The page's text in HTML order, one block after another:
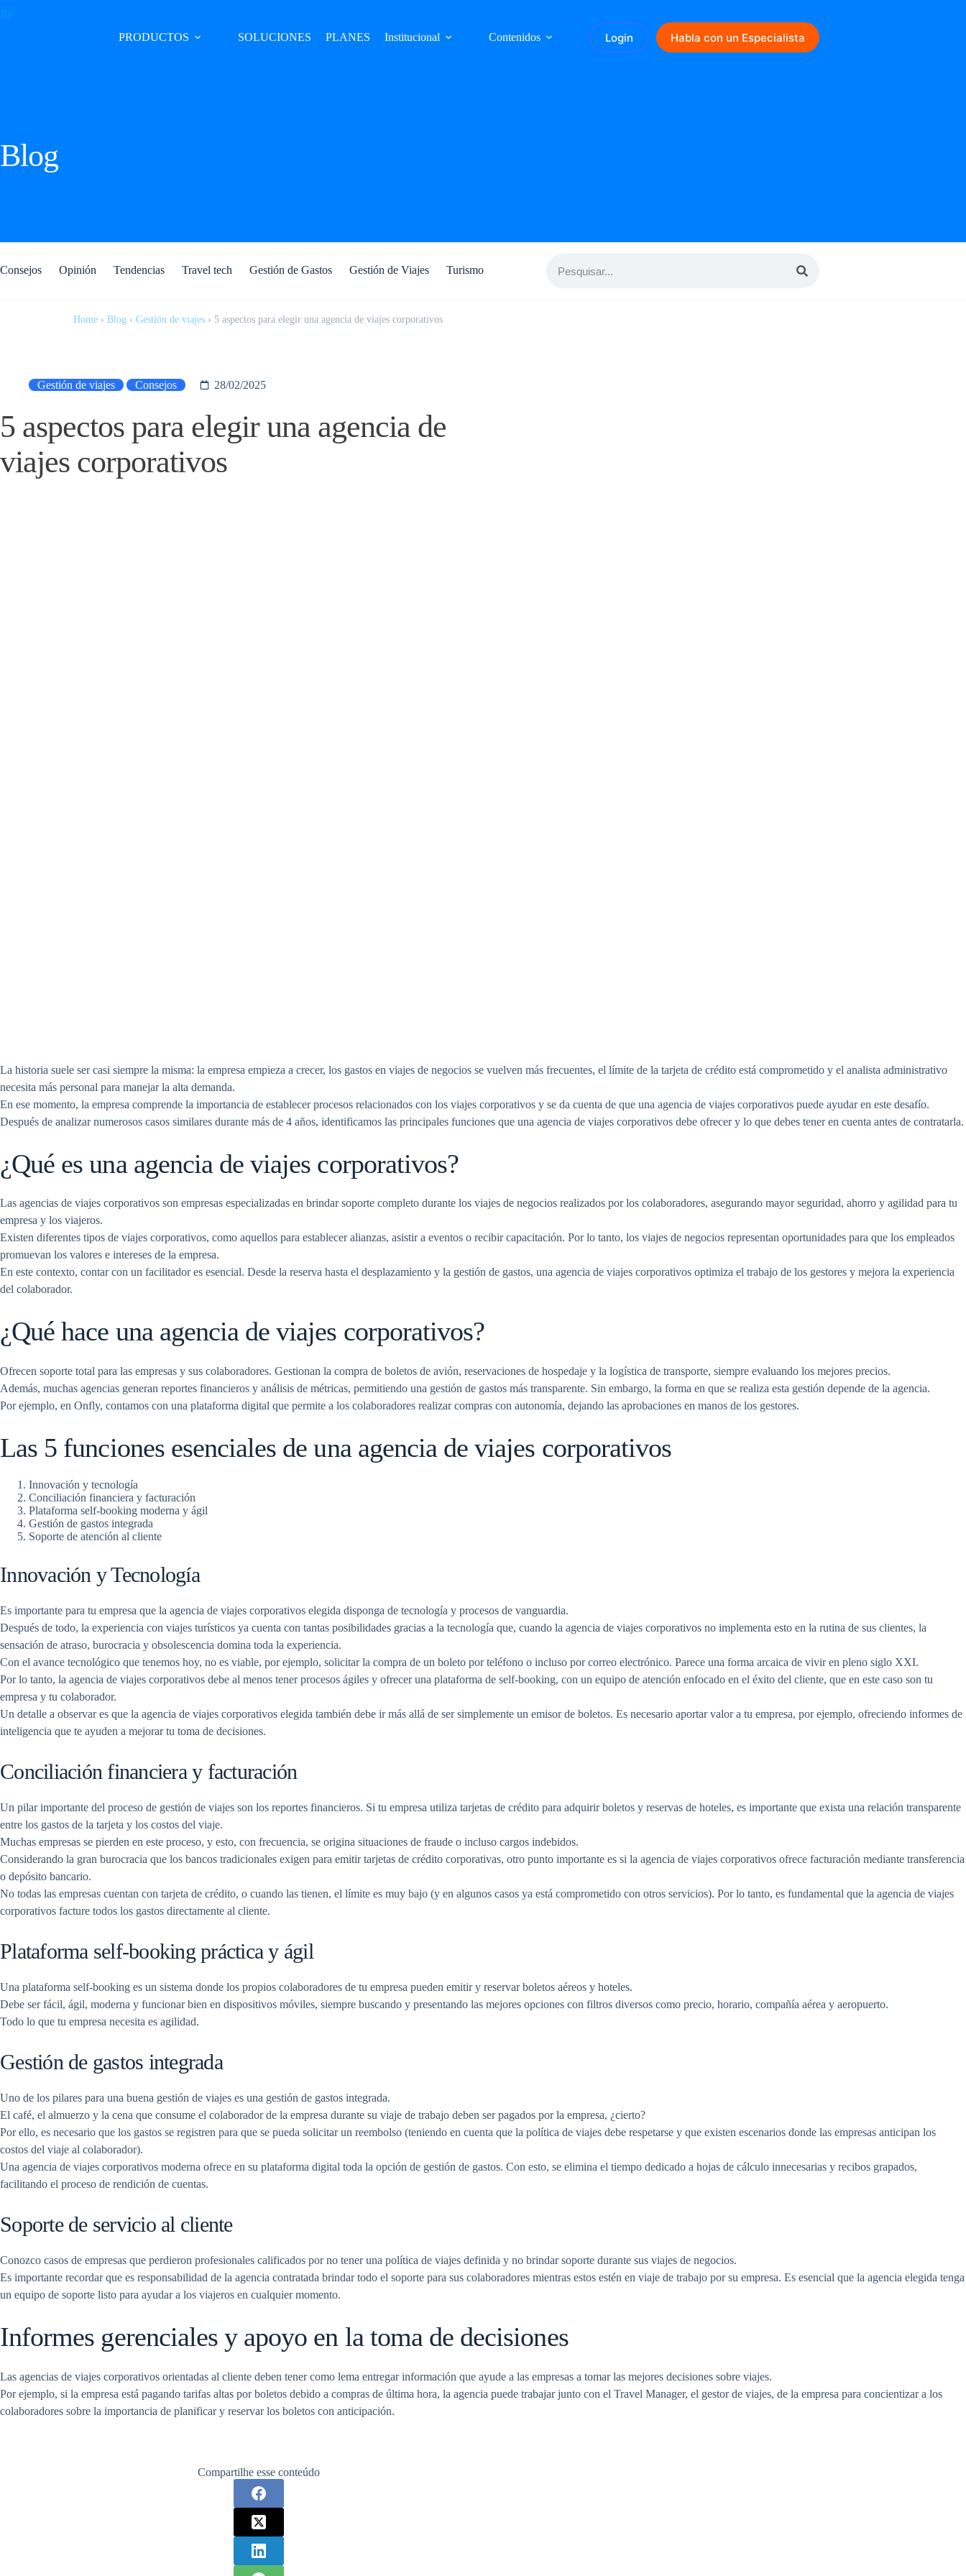
PRODUCTOS SOLUCIONES PLANES Institucional Contenidos Login Habla con un Especialista
Blog
Consejos Opinión Tendencias Travel tech Gestión de Gastos Gestión de Viajes Turismo
Home › Blog › Gestión de viajes › 5 aspectos para elegir una agencia de viajes corporativos
Gestión de viajes Consejos 28/02/2025
5 aspectos para elegir una agencia de
viajes corporativos
La historia suele ser casi siempre la misma: la empresa empieza a crecer, los gastos en viajes de negocios se vuelven más frecuentes, el límite de la tarjeta de crédito está comprometido y el analista administrativo
necesita más personal para manejar la alta demanda.
En ese momento, la empresa comprende la importancia de establecer procesos relacionados con los viajes corporativos y se da cuenta de que una agencia de viajes corporativos puede ayudar en este desafío.
Después de analizar numerosos casos similares durante más de 4 años, identificamos las principales funciones que una agencia de viajes corporativos debe ofrecer y lo que debes tener en cuenta antes de contratarla.
¿Qué es una agencia de viajes corporativos?
Las agencias de viajes corporativos son empresas especializadas en brindar soporte completo durante los viajes de negocios realizados por los colaboradores, asegurando mayor seguridad, ahorro y agilidad para tu
empresa y los viajeros.
Existen diferentes tipos de viajes corporativos, como aquellos para establecer alianzas, asistir a eventos o recibir capacitación. Por lo tanto, los viajes de negocios representan oportunidades para que los empleados
promuevan los valores e intereses de la empresa.
En este contexto, contar con un facilitador es esencial. Desde la reserva hasta el desplazamiento y la gestión de gastos, una agencia de viajes corporativos optimiza el trabajo de los gestores y mejora la experiencia
del colaborador.
¿Qué hace una agencia de viajes corporativos?
Ofrecen soporte total para las empresas y sus colaboradores. Gestionan la compra de boletos de avión, reservaciones de hospedaje y la logística de transporte, siempre evaluando los mejores precios.
Además, muchas agencias generan reportes financieros y análisis de métricas, permitiendo una gestión de gastos más transparente. Sin embargo, la forma en que se realiza esta gestión depende de la agencia.
Por ejemplo, en Onfly, contamos con una plataforma digital que permite a los colaboradores realizar compras con autonomía, dejando las aprobaciones en manos de los gestores.
Las 5 funciones esenciales de una agencia de viajes corporativos
Innovación y tecnología
Conciliación financiera y facturación
Plataforma self-booking moderna y ágil
Gestión de gastos integrada
Soporte de atención al cliente
Innovación y Tecnología
Es importante para tu empresa que la agencia de viajes corporativos elegida disponga de tecnología y procesos de vanguardia.
Después de todo, la experiencia con viajes turísticos ya cuenta con tantas posibilidades gracias a la tecnología que, cuando la agencia de viajes corporativos no implementa esto en la rutina de sus clientes, la
sensación de atraso, burocracia y obsolescencia domina toda la experiencia.
Con el avance tecnológico que tenemos hoy, no es viable, por ejemplo, solicitar la compra de un boleto por teléfono o incluso por correo electrónico. Parece una forma arcaica de vivir en pleno siglo XXI.
Por lo tanto, la agencia de viajes corporativos debe al menos tener procesos ágiles y ofrecer una plataforma de self-booking, con un equipo de atención enfocado en el éxito del cliente, que en este caso son tu
empresa y tu colaborador.
Un detalle a observar es que la agencia de viajes corporativos elegida también debe ir más allá de ser simplemente un emisor de boletos. Es necesario aportar valor a tu empresa, por ejemplo, ofreciendo informes de
inteligencia que te ayuden a mejorar tu toma de decisiones.
Conciliación financiera y facturación
Un pilar importante del proceso de gestión de viajes son los reportes financieros. Si tu empresa utiliza tarjetas de crédito para adquirir boletos y reservas de hoteles, es importante que exista una relación transparente
entre los gastos de la tarjeta y los costos del viaje.
Muchas empresas se pierden en este proceso, y esto, con frecuencia, se origina situaciones de fraude o incluso cargos indebidos.
Considerando la gran burocracia que los bancos tradicionales exigen para emitir tarjetas de crédito corporativas, otro punto importante es si la agencia de viajes corporativos ofrece facturación mediante transferencia
o depósito bancario.
No todas las empresas cuentan con tarjeta de crédito, o cuando las tienen, el límite es muy bajo (y en algunos casos ya está comprometido con otros servicios). Por lo tanto, es fundamental que la agencia de viajes
corporativos facture todos los gastos directamente al cliente.
Plataforma self-booking práctica y ágil
Una plataforma self-booking es un sistema donde los propios colaboradores de tu empresa pueden emitir y reservar boletos aéreos y hoteles.
Debe ser fácil, ágil, moderna y funcionar bien en dispositivos móviles, siempre buscando y presentando las mejores opciones con filtros diversos como precio, horario, compañía aérea y aeropuerto.
Todo lo que tu empresa necesita es agilidad.
Gestión de gastos integrada
Uno de los pilares para una buena gestión de viajes es una gestión de gastos integrada.
El café, el almuerzo y la cena que consume el colaborador de la empresa durante su viaje de trabajo deben ser pagados por la empresa, ¿cierto?
Por ello, es necesario que los gastos se registren para que se pueda solicitar un reembolso (teniendo en cuenta que la política de viajes debe respetarse y que existen escenarios donde las empresas anticipan los
costos del viaje al colaborador).
Una agencia de viajes corporativos moderna ofrece en su plataforma digital toda la opción de gestión de gastos. Con esto, se elimina el tiempo dedicado a hojas de cálculo innecesarias y recibos grapados,
facilitando el proceso de rendición de cuentas.
Soporte de servicio al cliente
Conozco casos de empresas que perdieron profesionales calificados por no tener una política de viajes definida y no brindar soporte durante sus viajes de negocios.
Es importante recordar que es responsabilidad de la agencia contratada brindar todo el soporte para sus colaboradores mientras estos estén en viaje de trabajo por su empresa. Es esencial que la agencia elegida tenga
un equipo de soporte listo para ayudar a los viajeros en cualquier momento.
Informes gerenciales y apoyo en la toma de decisiones
Las agencias de viajes corporativos orientadas al cliente deben tener como lema entregar información que ayude a las empresas a tomar las mejores decisiones sobre viajes.
Por ejemplo, si la empresa está pagando tarifas altas por boletos debido a compras de última hora, la agencia puede trabajar junto con el Travel Manager, el gestor de viajes, de la empresa para concientizar a los
colaboradores sobre la importancia de planificar y reservar los boletos con anticipación.
Compartilhe esse conteúdo